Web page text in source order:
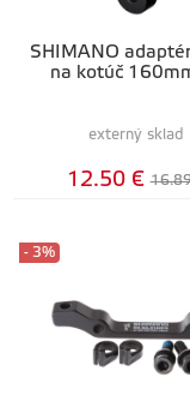
SHIMANO
na kotúč
externý sklad
12.50 €
- 3%